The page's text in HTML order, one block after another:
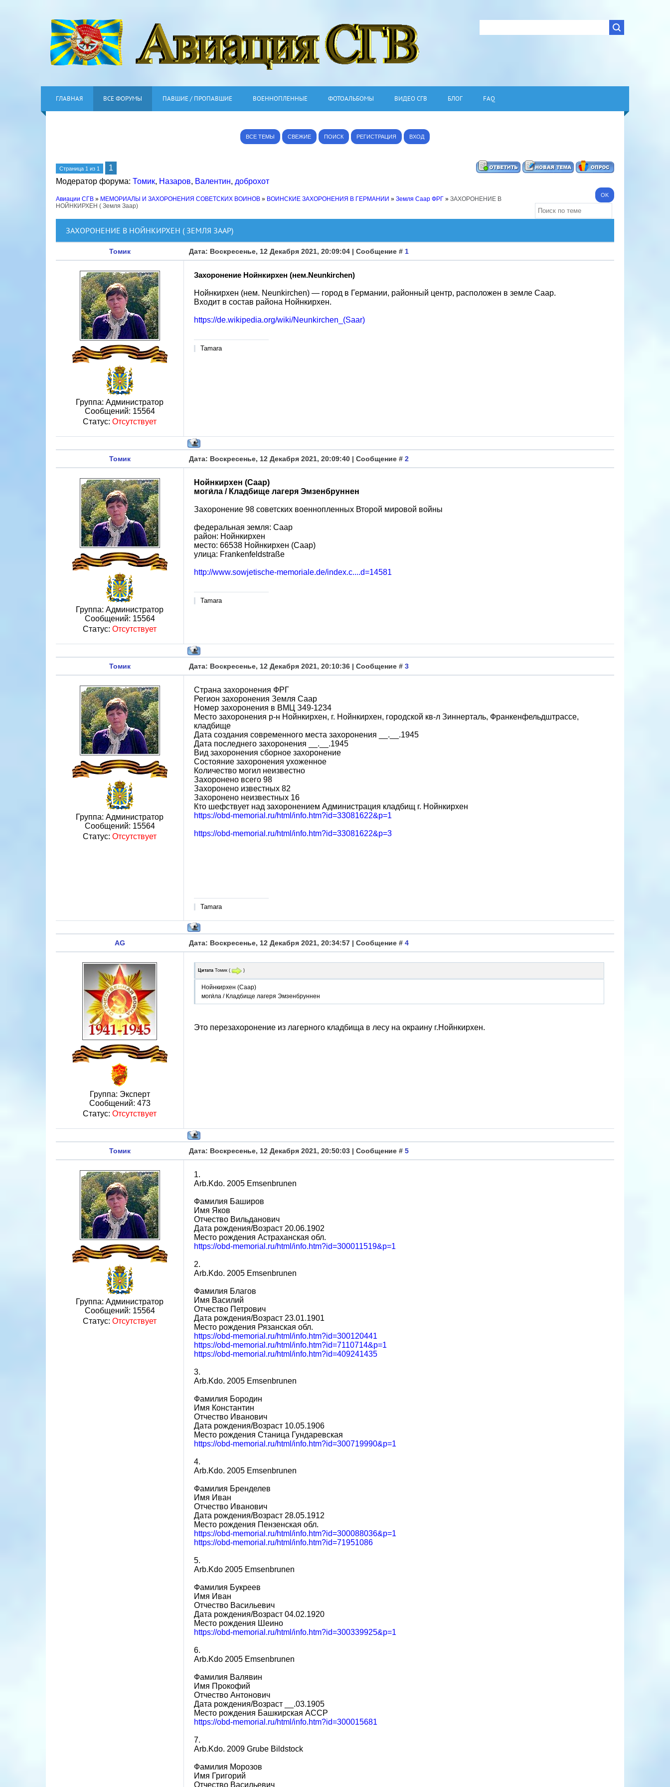
ГЛАВНАЯ ВСЕ ФОРУМЫ ПАВШИЕ / ПРОПАВШИЕ ВОЕННОПЛЕННЫЕ ФОТОАЛЬБОМЫ ВИДЕО СГВ БЛОГ FAQ
ВСЕ ТЕМЫ СВЕЖИЕ ПОИСК РЕГИСТРАЦИЯ ВХОД
Страница 1 из 1
1
Модератор форума: Томик, Назаров, Валентин, доброхот
Авиации СГВ » МЕМОРИАЛЫ И ЗАХОРОНЕНИЯ СОВЕТСКИХ ВОИНОВ » ВОИНСКИЕ ЗАХОРОНЕНИЯ В ГЕРМАНИИ » Земля Саар ФРГ » ЗАХОРОНЕНИЕ В
НОЙНКИРХЕН ( Земля Заар)
ЗАХОРОНЕНИЕ В НОЙНКИРХЕН ( ЗЕМЛЯ ЗААР)
Томик Дата: Воскресенье, 12 Декабря 2021, 20:09:04 | Сообщение # 1
Группа: Администратор
Сообщений: 15564
Статус: Отсутствует
Захоронение Нойнкирхен (нем.Neunkirchen)
Нойнкирхен (нем. Neunkirchen) — город в Германии, районный центр, расположен в земле Саар.
Входит в состав района Нойнкирхен.
https://de.wikipedia.org/wiki/Neunkirchen_(Saar)
Tamara
Томик Дата: Воскресенье, 12 Декабря 2021, 20:09:40 | Сообщение # 2
Группа: Администратор
Сообщений: 15564
Статус: Отсутствует
Нойнкирхен (Саар)
моги́ла / Кладбище лагеря Эмзенбруннен
Захоронение 98 советских военнопленных Второй мировой войны
федеральная земля: Саар
район: Нойнкирхен
место: 66538 Нойнкирхен (Саар)
улица: Frankenfeldstraße
http://www.sowjetische-memoriale.de/index.c....d=14581
Tamara
Томик Дата: Воскресенье, 12 Декабря 2021, 20:10:36 | Сообщение # 3
Группа: Администратор
Сообщений: 15564
Статус: Отсутствует
Страна захоронения ФРГ
Регион захоронения Земля Саар
Номер захоронения в ВМЦ З49-1234
Место захоронения р-н Нойнкирхен, г. Нойнкирхен, городской кв-л Зиннерталь, Франкенфельдштрассе,
кладбище
Дата создания современного места захоронения __.__.1945
Дата последнего захоронения __.__.1945
Вид захоронения сборное захоронение
Состояние захоронения ухоженное
Количество могил неизвестно
Захоронено всего 98
Захоронено известных 82
Захоронено неизвестных 16
Кто шефствует над захоронением Администрация кладбищ г. Нойнкирхен
https://obd-memorial.ru/html/info.htm?id=33081622&p=1
https://obd-memorial.ru/html/info.htm?id=33081622&p=3
Tamara
AG Дата: Воскресенье, 12 Декабря 2021, 20:34:57 | Сообщение # 4
Группа: Эксперт
Сообщений: 473
Статус: Отсутствует
Цитата Томик ( )
Нойнкирхен (Саар)
моги́ла / Кладбище лагеря Эмзенбруннен
Это перезахоронение из лагерного кладбища в лесу на окраину г.Нойнкирхен.
Томик Дата: Воскресенье, 12 Декабря 2021, 20:50:03 | Сообщение # 5
Группа: Администратор
Сообщений: 15564
Статус: Отсутствует
1.
Arb.Kdo. 2005 Emsenbrunen
Фамилия Баширов
Имя Яков
Отчество Вильданович
Дата рождения/Возраст 20.06.1902
Место рождения Астраханская обл.
https://obd-memorial.ru/html/info.htm?id=300011519&p=1
2.
Arb.Kdo. 2005 Emsenbrunen
Фамилия Благов
Имя Василий
Отчество Петрович
Дата рождения/Возраст 23.01.1901
Место рождения Рязанская обл.
https://obd-memorial.ru/html/info.htm?id=300120441
https://obd-memorial.ru/html/info.htm?id=7110714&p=1
https://obd-memorial.ru/html/info.htm?id=409241435
3.
Arb.Kdo. 2005 Emsenbrunen
Фамилия Бородин
Имя Константин
Отчество Иванович
Дата рождения/Возраст 10.05.1906
Место рождения Станица Гундаревская
https://obd-memorial.ru/html/info.htm?id=300719990&p=1
4.
Arb.Kdo. 2005 Emsenbrunen
Фамилия Бренделев
Имя Иван
Отчество Иванович
Дата рождения/Возраст 28.05.1912
Место рождения Пензенская обл.
https://obd-memorial.ru/html/info.htm?id=300088036&p=1
https://obd-memorial.ru/html/info.htm?id=71951086
5.
Arb.Kdo 2005 Emsenbrunen
Фамилия Букреев
Имя Иван
Отчество Васильевич
Дата рождения/Возраст 04.02.1920
Место рождения Шеино
https://obd-memorial.ru/html/info.htm?id=300339925&p=1
6.
Arb.Kdo 2005 Emsenbrunen
Фамилия Валявин
Имя Прокофий
Отчество Антонович
Дата рождения/Возраст __.03.1905
Место рождения Башкирская АССР
https://obd-memorial.ru/html/info.htm?id=300015681
7.
Arb.Kdo. 2009 Grube Bildstock
Фамилия Морозов
Имя Григорий
Отчество Васильевич